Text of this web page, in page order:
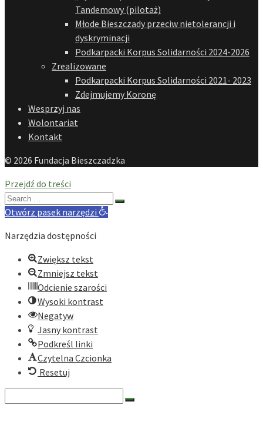
Tandemowy (pilotaż)
Młode Bieszczady przeciw nietolerancji i
dyskryminacji
Podkarpacki Korpus Solidarności 2024-2026
Zrealizowane
Podkarpacki Korpus Solidarności 2021- 2023
Zdejmujemy Koronę
Wesprzyj nas
Wolontariat
Kontakt
© 2026 Fundacja Bieszczadzka
Przejdź do treści
Search
for:
Otwórz pasek narzędzi
Narzędzia dostępności
Zwiększ tekst
Zmniejsz tekst
Odcienie szarości
Wysoki kontrast
Negatyw
Jasny kontrast
Podkreśl linki
Czytelna Czcionka
Resetuj